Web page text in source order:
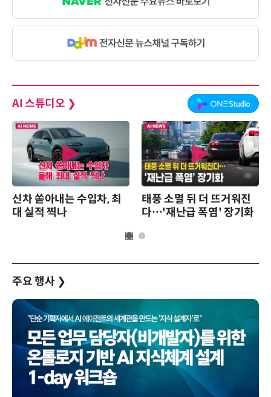
AI 스튜디오 ❯
신차 쏟아내는 수입차, 최
대 실적 찍나
태풍 소멸 뒤 더 뜨거워진
다…'재난급 폭염' 장기화
주요 행사 ❯